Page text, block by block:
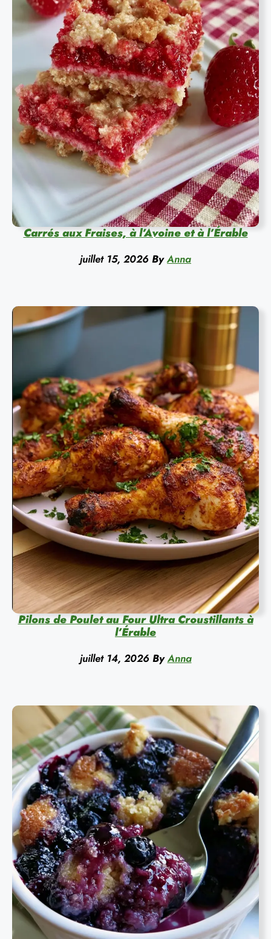
Carrés aux Fraises, à l’Avoine et à l’Érable
juillet 15, 2026 By Anna
Pilons de Poulet au Four Ultra Croustillants à
l’Érable
juillet 14, 2026 By Anna